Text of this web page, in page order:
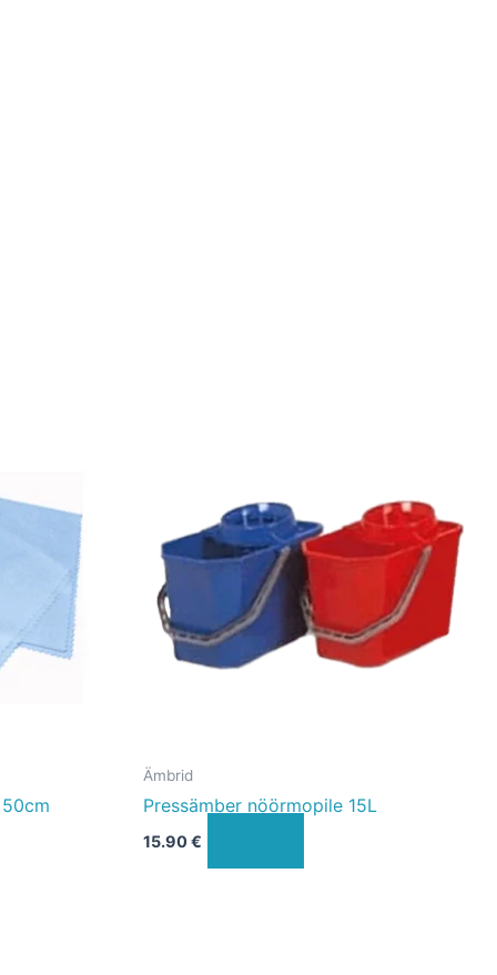
Ämbrid
Pressämber nöörmopile 15L
15.90€
mitu
varianti.
Valikuid
saab
teha
tootelehel.